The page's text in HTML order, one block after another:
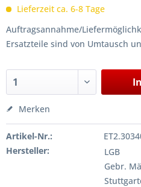
Lieferzeit ca. 6-8 Tage
Auftragsannahme/
Ersatzteile sind von Umtausch
Merken
Artikel-Nr.:
Hersteller:
LGB
Gebr.